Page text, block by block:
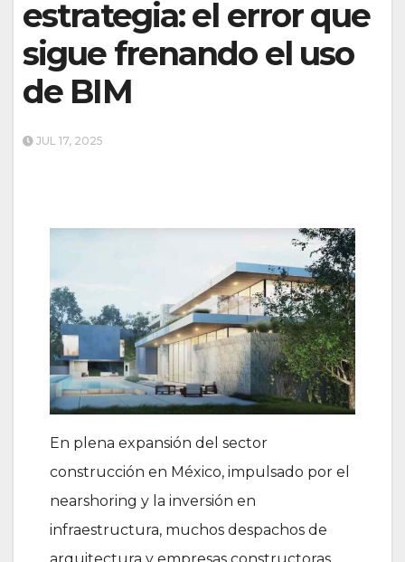
estrategia: el error que
sigue frenando el uso
de BIM
JUL 17, 2025
En plena expansión del sector
construcción en México, impulsado por el
nearshoring y la inversión en
infraestructura, muchos despachos de